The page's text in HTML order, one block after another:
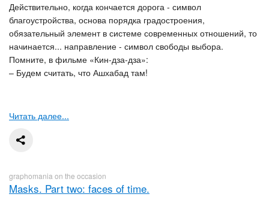
Действительно, когда кончается дорога - символ
благоустройства, основа порядка градостроения,
обязательный элемент в системе современных отношений, то
начинается... направление - символ свободы выбора.
Помните, в фильме «Кин-дза-дза»:
– Будем считать, что Ашхабад там!
Читать далее...
graphomania on the occasion
Masks. Part two: faces of time.